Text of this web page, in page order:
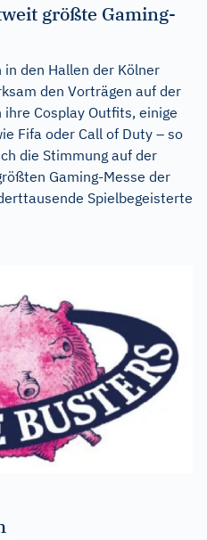
größte Gaming-
den Hallen der Kölner
den Vorträgen auf der
Cosplay Outfits, einige
Fifa oder Call of Duty – so
die Stimmung auf der
Gaming-Messe der
Spielbegeisterte